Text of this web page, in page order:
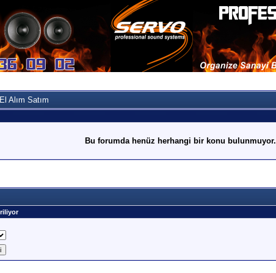
Alım Satım
Bu forumda henüz herhangi bir konu bulunmuyor.